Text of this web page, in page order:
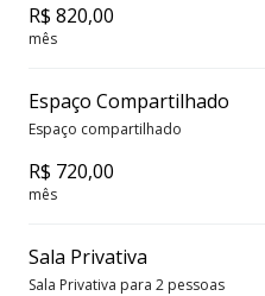
R$ 820,00
mês
Espaço Compartilhado
Espaço compartilhado
R$ 720,00
mês
Sala Privativa
Sala Privativa para 2 pessoas